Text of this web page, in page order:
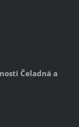
Čeladná a